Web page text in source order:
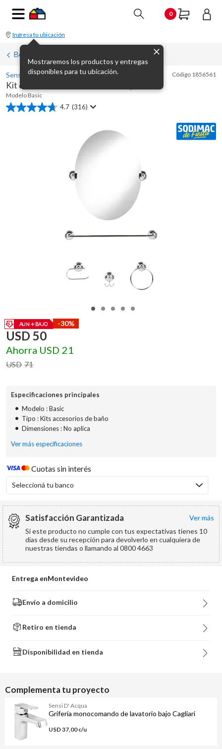
0
Ingresa tu ubicación
Mostraremos los productos y entregas
disponibles para tu ubicación.
Botiquines y espejos para baño
Sensi D' Acqua Código 1856561
Kit de accesorios de baño Basic 5 piezas
Modelo Basic
4.7 (316)
4.7
-30%
USD 50
Ahorra USD 21
USD 71
Especificaciones principales
• Modelo : Basic
• Tipo : Kits accesorios de baño
• Dimensiones : No aplica
Ver más especificaciones
Cuotas sin interés
Seleccioná tu banco
Satisfacción Garantizada
ver más
Si este producto no cumple con tus expectativas tienes 10
días desde su recepción para devolverlo en cualquiera de
nuestras tiendas o llamando al 0800 4663
Entrega enMontevideo
Envío a domicilio
Retiro en tienda
Disponibilidad en tienda
Complementa tu proyecto
Sensi D' Acqua
Grifería monocomando de lavatorio bajo Cagliari
USD 37,00 c/u